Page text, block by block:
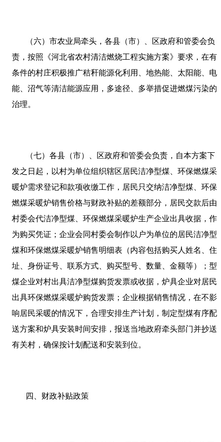
（六）市农业局牵头，各县（市）、区政府和管委会负
责，按照《河北省农村清洁燃烧工程实施方案》要求，在有
条件的村庄积极推广秸秆能源化利用、地热能、太阳能、电
能、沼气等清洁能源应用，多途径、多举措促进燃煤污染的
治理。
（七）各县（市）、区政府和管委会负责，自本方案下
发之日起，以村为单位组织辖区居民洁净型煤、环保燃煤采
暖炉需求登记和款项收缴工作，居民只交纳洁净型煤、环保
燃煤采暖炉销售价格与财政补贴的差额部分，居民交款后由
村委会代洁净型煤、环保燃煤采暖炉生产企业出具收据，作
为购买凭证；企业会同村委会制作以户为单位的居民洁净型
煤和环保燃煤采暖炉销售明细表（内容包括购买人姓名、住
址、身份证号、联系方式、购买型号、数量、金额等）；型
煤企业对村出具洁净型煤购货发票或收据，炉具企业对居民
出具环保燃煤采暖炉购货发票；企业根据销售情况，在不影
响居民采暖的情况下，合理安排生产计划，制定型煤有序配
送方案和炉具安装时间安排，报送当地政府牵头部门并抄送
有关村，确保按计划配送和安装到位。
四、财政补贴政策